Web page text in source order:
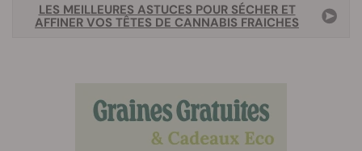
LES MEILLEURES ASTUCES POUR SÉCHER ET
AFFINER VOS TÊTES DE CANNABIS FRAICHES